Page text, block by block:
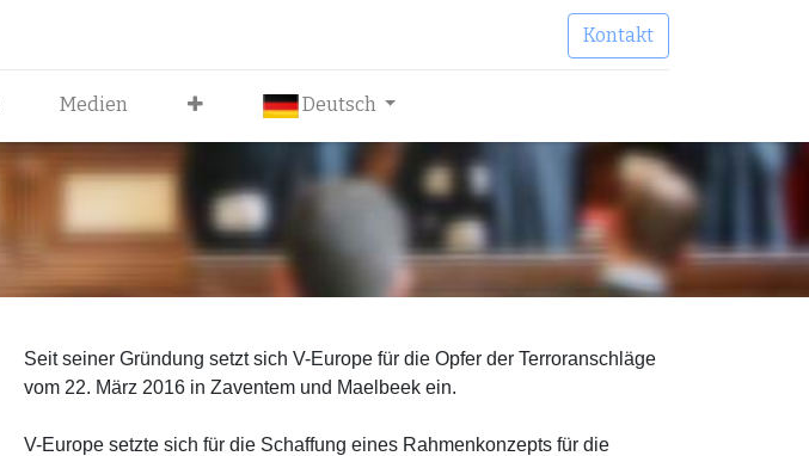
Kontakt
Medien Deutsch
Seit seiner Gründung setzt sich V-Europe für die Opfer der Terroranschläge
vom 22. März 2016 in Zaventem und Maelbeek ein.
V-Europe setzte sich für die Schaffung eines Rahmenkonzepts für die